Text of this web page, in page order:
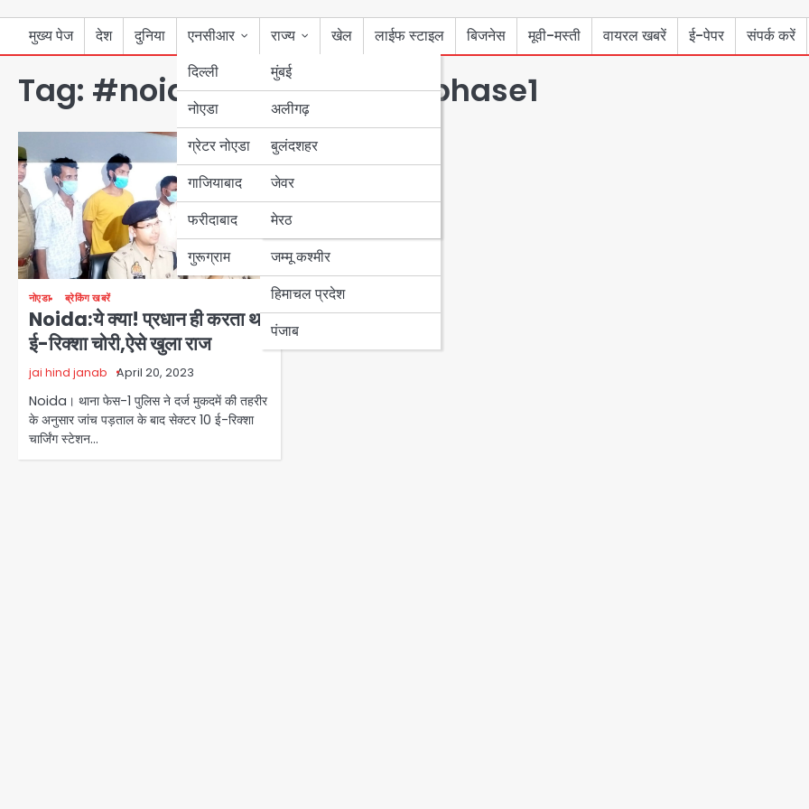
मुख्य पेज देश दुनिया
एनसीआर
दिल्ली
नोएडा
ग्रेटर नोएडा
गाजियाबाद
फरीदाबाद
गुरूग्राम
राज्य
मुंबई
उत्तर प्रदेश
अलीगढ़
बुलंदशहर
जेवर
मेरठ
बिहार
पंजाब
हरियाणा
जम्मू कश्मीर
हिमाचल प्रदेश
पंजाब
खेल लाईफ स्टाइल बिजनेस मूवी-मस्ती वायरल खबरें ई-पेपर संपर्क करें
Tag: #noidapolice #thanaphase1
नोएडा ब्रेकिंग खबरें
Noida:ये क्या! प्रधान ही करता था
ई-रिक्शा चोरी,ऐसे खुला राज
jai hind janab April 20, 2023
Noida। थाना फेस-1 पुलिस ने दर्ज मुकदमें की तहरीर
के अनुसार जांच पड़ताल के बाद सेक्टर 10 ई-रिक्शा
चार्जिंग स्टेशन…